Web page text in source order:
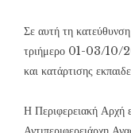
Σε αυτή τη
τριήμερο 01-03/10/
και κατάρτισης
Η Περιφερειακή Αρχή